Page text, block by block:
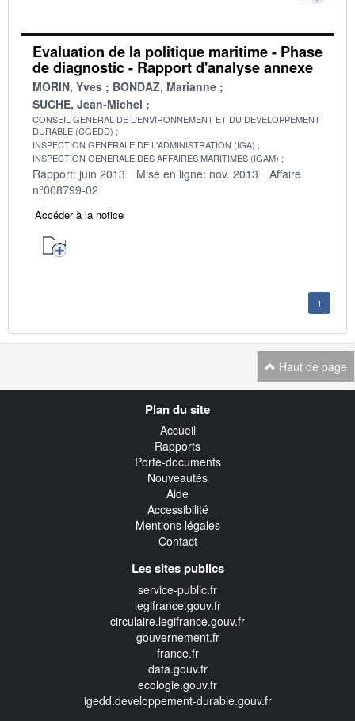
Evaluation de la politique maritime - Phase
de diagnostic - Rapport d'analyse annexe
MORIN, Yves
BONDAZ, Marianne
SUCHE, Jean-Michel
CONSEIL GENERAL DE L'ENVIRONNEMENT ET DU DEVELOPPEMENT
DURABLE (CGEDD)
INSPECTION GENERALE DE L'ADMINISTRATION (IGA)
INSPECTION GENERALE DES AFFAIRES MARITIMES (IGAM)
Rapport: juin 2013 Mise en ligne: nov. 2013
Affaire
n°008799-02
Accéder à la notice
1
Haut de page
Plan du site
Accueil
Rapports
Porte-documents
Nouveautés
Aide
Accessibilité
Mentions légales
Contact
Les sites publics
service-public.fr
legifrance.gouv.fr
circulaire.legifrance.gouv.fr
gouvernement.fr
france.fr
data.gouv.fr
ecologie.gouv.fr
igedd.developpement-durable.gouv.fr